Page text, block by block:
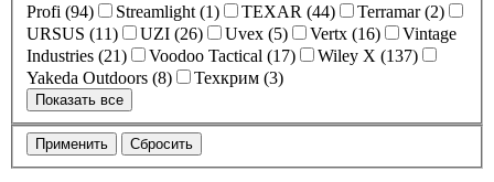
Profi (94)
Streamlight (1) TEXAR (44)
Terramar (2)
URSUS (11)
UZI (26) Uvex (5) Vertx (16)
Vintage
Industries (21)
Voodoo Tactical (17)
Wiley X (137)
Yakeda Outdoors (8)
Техкрим (3)
Показать все
Применить Сбросить